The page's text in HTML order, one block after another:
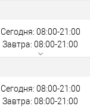
Сегодня: 08:00-21:00
Завтра: 08:00-21:00
Сегодня: 08:00-21:00
Завтра: 08:00-21:00